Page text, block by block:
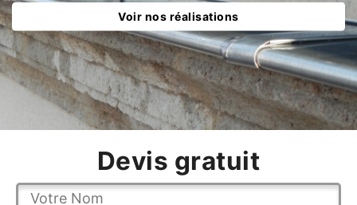
Voir nos réalisations
Devis gratuit